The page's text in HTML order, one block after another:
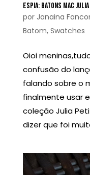
ESPIA: BATONS MAC
por Janaina
Batom, Swatches
Oioi
confusão do
falando sobre o
finalmente usar
coleção Julia
dizer que foi